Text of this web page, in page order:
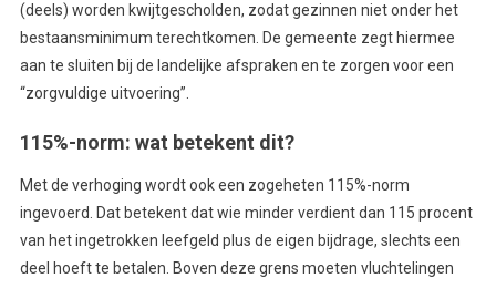
(deels) worden kwijtgescholden, zodat gezinnen niet onder het
bestaansminimum terechtkomen. De gemeente zegt hiermee
aan te sluiten bij de landelijke afspraken en te zorgen voor een
“zorgvuldige uitvoering”.
115%-norm: wat betekent dit?
Met de verhoging wordt ook een zogeheten 115%-norm
ingevoerd. Dat betekent dat wie minder verdient dan 115 procent
van het ingetrokken leefgeld plus de eigen bijdrage, slechts een
deel hoeft te betalen. Boven deze grens moeten vluchtelingen